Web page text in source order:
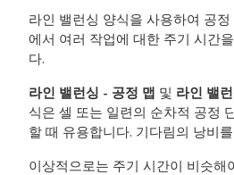
라인 밸런싱 양식을 사용하여 공
에서 여러 작업에 대한 주기 시간을
다.
라인 밸런싱 - 공정 맵 및 라인 밸
식은 셀 또는 일련의 순차적 공정
할 때 유용합니다. 기다림의 낭비
이상적으로는 주기 시간이 비슷해